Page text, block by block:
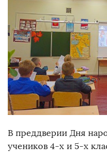
В преддверии Дня
учеников 4-х и 5-х